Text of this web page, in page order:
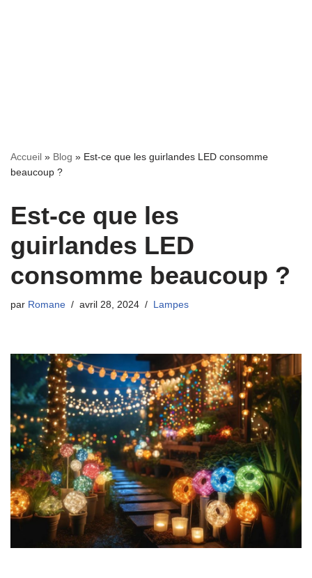
Accueil » Blog » Est-ce que les guirlandes LED consomme
beaucoup ?
Est-ce que les
guirlandes LED
consomme beaucoup ?
par Romane avril 28, 2024 Lampes